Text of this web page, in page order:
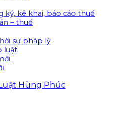
ký, kê khai, báo cáo thuế
– thuế
sự pháp lý
luật